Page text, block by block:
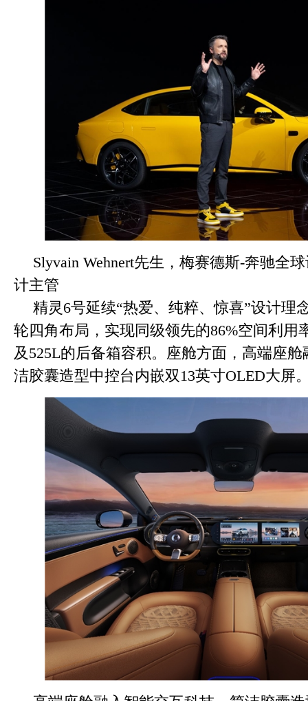
Slyvain Wehnert先生，梅赛德斯-奔驰全
计主管
精灵6号延续“热爱、纯粹、惊喜”设计理
轮四角布局，实现同级领先的86%空间利用
及525L的后备箱容积。座舱方面，高端座
洁胶囊造型中控台内嵌双13英寸OLED大屏